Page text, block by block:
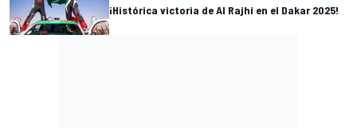
¡Histórica victoria de Al Rajhi en el Dakar 2025!